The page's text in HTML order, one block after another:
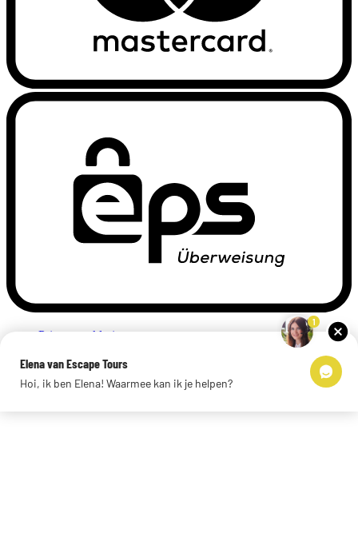
Privacyverklaring
Links
© 2026 Escape Tours
1
Elena van Escape Tours
Hoi, ik ben Elena! Waarmee kan ik je helpen?